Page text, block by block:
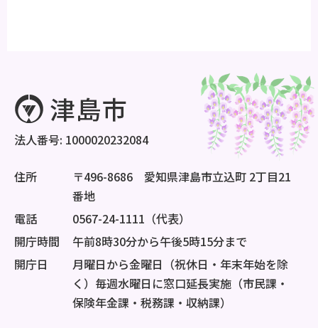
法人番号: 1000020232084
住所
〒496-8686 愛知県津島市立込町 2丁目21
番地
電話
0567-24-1111（代表）
開庁時間
午前8時30分から午後5時15分まで
開庁日
月曜日から金曜日（祝休日・年末年始を除
く）毎週水曜日に窓口延長実施（市民課・
保険年金課・税務課・収納課）